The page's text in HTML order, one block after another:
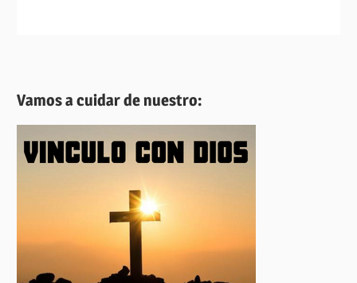
Vamos a cuidar de nuestro: